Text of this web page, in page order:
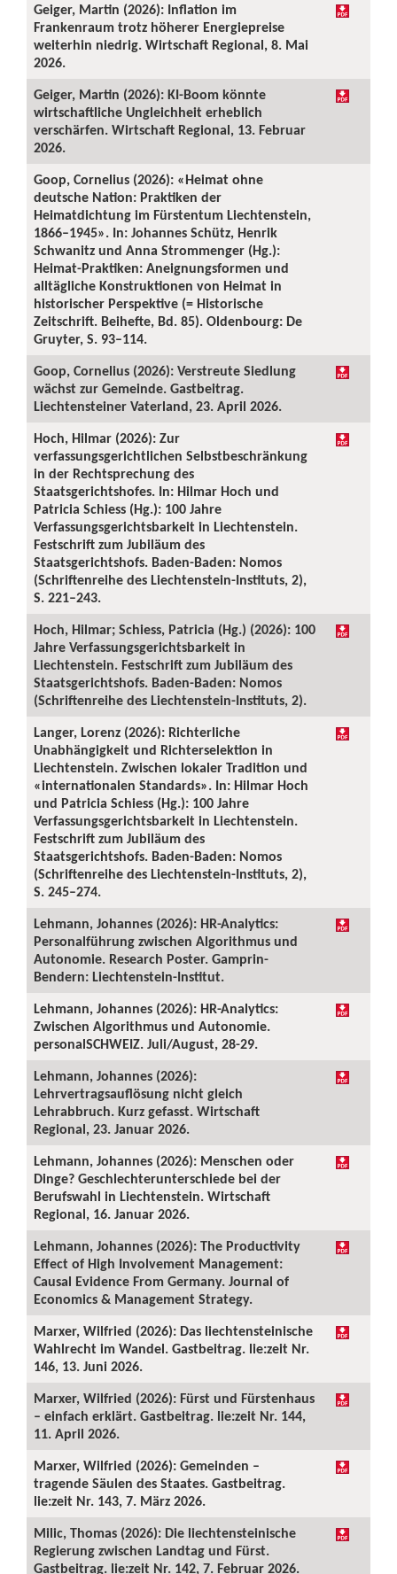
Geiger, Martin (2026): Inflation im
Frankenraum trotz höherer Energiepreise
weiterhin niedrig. Wirtschaft Regional, 8. Mai
2026.
Geiger, Martin (2026): KI-Boom könnte
wirtschaftliche Ungleichheit erheblich
verschärfen. Wirtschaft Regional, 13. Februar
2026.
Goop, Cornelius (2026): «Heimat ohne
deutsche Nation: Praktiken der
Heimatdichtung im Fürstentum Liechtenstein,
1866–1945». In: Johannes Schütz, Henrik
Schwanitz und Anna Strommenger (Hg.):
Heimat-Praktiken: Aneignungsformen und
alltägliche Konstruktionen von Heimat in
historischer Perspektive (= Historische
Zeitschrift. Beihefte, Bd. 85). Oldenbourg: De
Gruyter, S. 93–114.
Goop, Cornelius (2026): Verstreute Siedlung
wächst zur Gemeinde. Gastbeitrag.
Liechtensteiner Vaterland, 23. April 2026.
Hoch, Hilmar (2026): Zur
verfassungsgerichtlichen Selbstbeschränkung
in der Rechtsprechung des
Staatsgerichtshofes. In: Hilmar Hoch und
Patricia Schiess (Hg.): 100 Jahre
Verfassungsgerichtsbarkeit in Liechtenstein.
Festschrift zum Jubiläum des
Staatsgerichtshofs. Baden-Baden: Nomos
(Schriftenreihe des Liechtenstein-Instituts, 2),
S. 221–243.
Hoch, Hilmar; Schiess, Patricia (Hg.) (2026): 100
Jahre Verfassungsgerichtsbarkeit in
Liechtenstein. Festschrift zum Jubiläum des
Staatsgerichtshofs. Baden-Baden: Nomos
(Schriftenreihe des Liechtenstein-Instituts, 2).
Langer, Lorenz (2026): Richterliche
Unabhängigkeit und Richterselektion in
Liechtenstein. Zwischen lokaler Tradition und
«internationalen Standards». In: Hilmar Hoch
und Patricia Schiess (Hg.): 100 Jahre
Verfassungsgerichtsbarkeit in Liechtenstein.
Festschrift zum Jubiläum des
Staatsgerichtshofs. Baden-Baden: Nomos
(Schriftenreihe des Liechtenstein-Instituts, 2),
S. 245–274.
Lehmann, Johannes (2026): HR-Analytics:
Personalführung zwischen Algorithmus und
Autonomie. Research Poster. Gamprin-
Bendern: Liechtenstein-Institut.
Lehmann, Johannes (2026): HR-Analytics:
Zwischen Algorithmus und Autonomie.
personalSCHWEIZ. Juli/August, 28-29.
Lehmann, Johannes (2026):
Lehrvertragsauflösung nicht gleich
Lehrabbruch. Kurz gefasst. Wirtschaft
Regional, 23. Januar 2026.
Lehmann, Johannes (2026): Menschen oder
Dinge? Geschlechterunterschiede bei der
Berufswahl in Liechtenstein. Wirtschaft
Regional, 16. Januar 2026.
Lehmann, Johannes (2026): The Productivity
Effect of High Involvement Management:
Causal Evidence From Germany. Journal of
Economics & Management Strategy.
Marxer, Wilfried (2026): Das liechtensteinische
Wahlrecht im Wandel. Gastbeitrag. lie:zeit Nr.
146, 13. Juni 2026.
Marxer, Wilfried (2026): Fürst und Fürstenhaus
– einfach erklärt. Gastbeitrag. lie:zeit Nr. 144,
11. April 2026.
Marxer, Wilfried (2026): Gemeinden –
tragende Säulen des Staates. Gastbeitrag.
lie:zeit Nr. 143, 7. März 2026.
Milic, Thomas (2026): Die liechtensteinische
Regierung zwischen Landtag und Fürst.
Gastbeitrag. lie:zeit Nr. 142, 7. Februar 2026.